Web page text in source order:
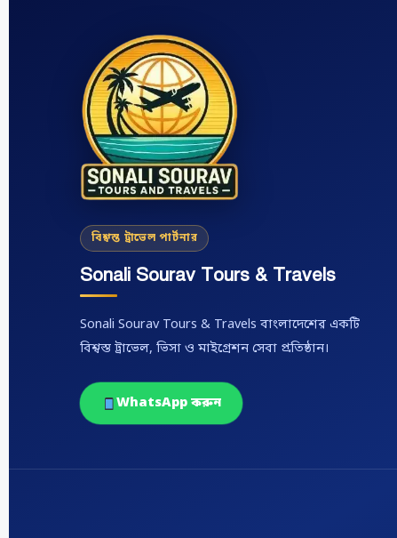
বিশ্বস্ত ট্রাভেল পার্টনার
Sonali Sourav Tours & Travels
Sonali Sourav Tours & Travels বাংলাদেশের একটি
বিশ্বস্ত ট্রাভেল, ভিসা ও মাইগ্রেশন সেবা প্রতিষ্ঠান।
WhatsApp করুন